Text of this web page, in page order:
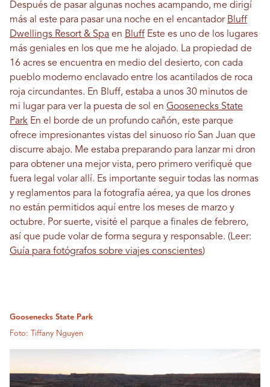
Después de pasar algunas noches acampando, me dirigí
más al este para pasar una noche en el encantador Bluff
Dwellings Resort & Spa en Bluff Este es uno de los lugares
más geniales en los que me he alojado. La propiedad de
16 acres se encuentra en medio del desierto, con cada
pueblo moderno enclavado entre los acantilados de roca
roja circundantes. En Bluff, estaba a unos 30 minutos de
mi lugar para ver la puesta de sol en Goosenecks State
Park En el borde de un profundo cañón, este parque
ofrece impresionantes vistas del sinuoso río San Juan que
discurre abajo. Me estaba preparando para lanzar mi dron
para obtener una mejor vista, pero primero verifiqué que
fuera legal volar allí. Es importante seguir todas las normas
y reglamentos para la fotografía aérea, ya que los drones
no están permitidos aquí entre los meses de marzo y
octubre. Por suerte, visité el parque a finales de febrero,
así que pude volar de forma segura y responsable. (Leer:
Guía para fotógrafos sobre viajes conscientes)
Goosenecks State Park
Foto: Tiffany Nguyen